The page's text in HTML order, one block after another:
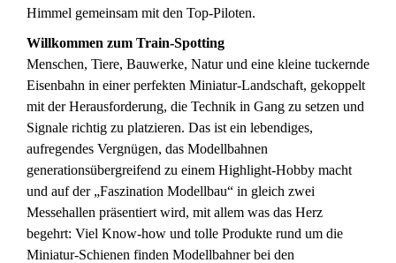
Himmel gemeinsam mit den Top-Piloten.
Willkommen zum Train-Spotting
Menschen, Tiere, Bauwerke, Natur und eine kleine tuckernde
Eisenbahn in einer perfekten Miniatur-Landschaft, gekoppelt
mit der Herausforderung, die Technik in Gang zu setzen und
Signale richtig zu platzieren. Das ist ein lebendiges,
aufregendes Vergnügen, das Modellbahnen
generationsübergreifend zu einem Highlight-Hobby macht
und auf der „Faszination Modellbau“ in gleich zwei
Messehallen präsentiert wird, mit allem was das Herz
begehrt: Viel Know-how und tolle Produkte rund um die
Miniatur-Schienen finden Modellbahner bei den